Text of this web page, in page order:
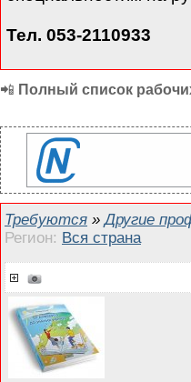
Тел. 053-2110933
📲 Полный список
Требуются »Другие
Регион: Вся страна